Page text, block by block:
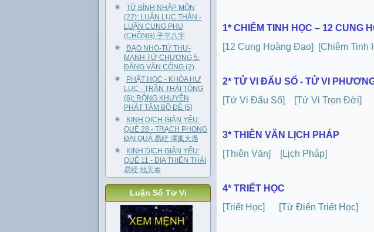
TỬ BÌNH NHẬP MÔN
(22): LUẬN LỤC THÂN -
LUẬN CUNG PHU
(CHỒNG) 子平八字
ĐẠO NHO-TỨ THƯ-
MẠNH TỬ-CHƯƠNG 5:
ĐẰNG VĂN CÔNG (2)
PHẬT HỌC - KHÓA HƯ
LỤC - TRẦN THÁI TÔNG
(6): RỘNG KHUYÊN
PHÁT TÂM BỒ ĐỀ [5]
KINH DỊCH GIẢN YẾU:
QUẺ 28 - TRẠCH PHONG
ĐẠI QUÁ 易经 澤風大過
KINH DỊCH GIẢN YẾU:
QUẺ 11 - ĐỊA THIÊN THÁI
易经 地天泰
Luận Số Tử Vi
1* CHIÊM TINH HỌC – 12 CUNG
[12 Cung Hoàng Đạo]
[Chiêm Tinh
2* TỬ VI ĐẨU SỐ - TỬ VI
[Tử Vi Đẩu Số]
[Tử Vi Trọn Đời]
3* THIÊN VĂN LỊCH PHÁP
[Thiên Văn]
[Lịch Pháp]
4* TRIẾT HỌC
[Triết Học]
[Từ Điển Triết Học]